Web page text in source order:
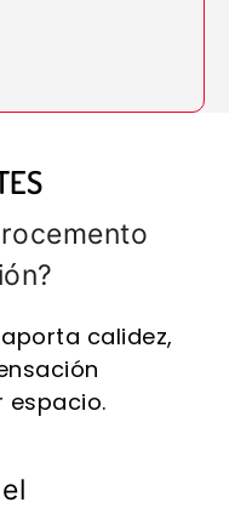
calidez,
espacio.